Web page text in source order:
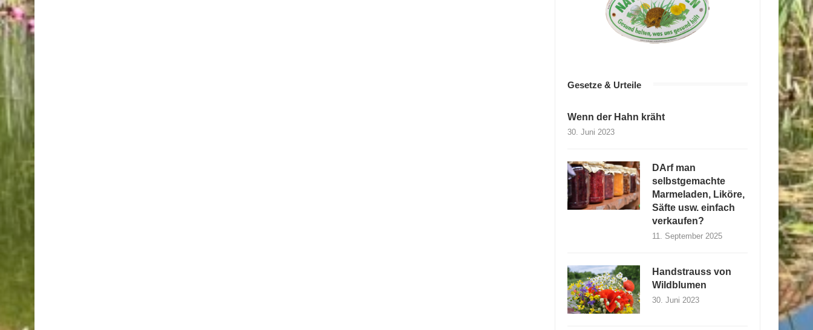
Gesetze & Urteile
Wenn der Hahn kräht
30. Juni 2023
DArf man
selbstgemachte
Marmeladen, Liköre,
Säfte usw. einfach
verkaufen?
11. September 2025
Handstrauss von
Wildblumen
30. Juni 2023